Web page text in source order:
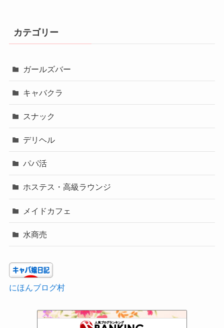
カテゴリー
ガールズバー
キャバクラ
スナック
デリヘル
パパ活
ホステス・高級ラウンジ
メイドカフェ
水商売
にほんブログ村